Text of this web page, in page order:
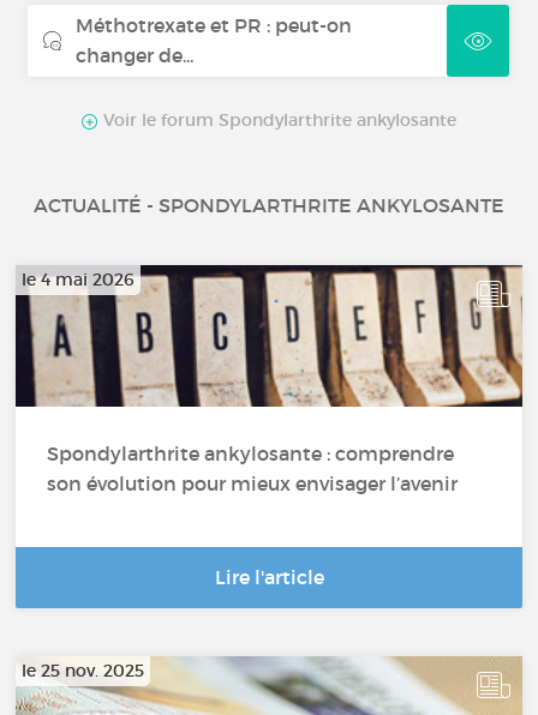
Méthotrexate et PR : peut-on
changer de...
Voir le forum Spondylarthrite ankylosante
ACTUALITÉ - SPONDYLARTHRITE ANKYLOSANTE
le 4 mai 2026
Spondylarthrite ankylosante : comprendre
son évolution pour mieux envisager l’avenir
Lire l'article
le 25 nov. 2025